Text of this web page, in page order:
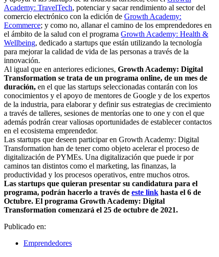
Academy: TravelTech, potenciar y sacar rendimiento al sector del
comercio electrónico con la edición de Growth Academy:
Ecommerce; y como no, allanar el camino de los emprendedores en
el ámbito de la salud con el programa Growth Academy: Health &
Wellbeing, dedicado a startups que están utilizando la tecnología
para mejorar la calidad de vida de las personas a través de la
innovación.
Al igual que en anteriores ediciones, Growth Academy: Digital
Transformation se trata de un programa online, de un mes de
duración, en el que las startups seleccionadas contarán con los
conocimientos y el apoyo de mentores de Google y de los expertos
de la industria, para elaborar y definir sus estrategias de crecimiento
a través de talleres, sesiones de mentorías one to one y con el que
además podrán crear valiosas oportunidades de establecer contactos
en el ecosistema emprendedor.
Las startups que deseen participar en Growth Academy: Digital
Transformation han de tener como objeto acelerar el proceso de
digitalización de PYMEs. Una digitalización que puede ir por
caminos tan distintos como el marketing, las finanzas, la
productividad y los procesos operativos, entre muchos otros.
Las startups que quieran presentar su candidatura para el
programa, podrán hacerlo a través de este link hasta el 6 de
Octubre. El programa Growth Academy: Digital
Transformation comenzará el 25 de octubre de 2021.
Publicado en:
Emprendedores